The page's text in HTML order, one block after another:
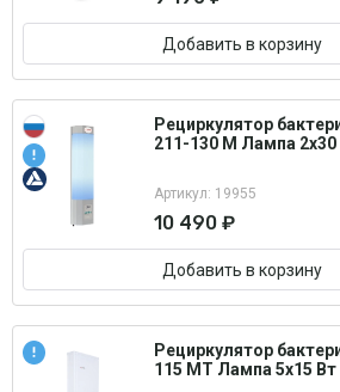
Добавить в корзину
Рециркулятор
211-130 М Лампа 2х30
Артикул: 19955
10 490 ₽
Добавить в корзину
Рециркулятор
115 МТ Лампа 5х15 Вт